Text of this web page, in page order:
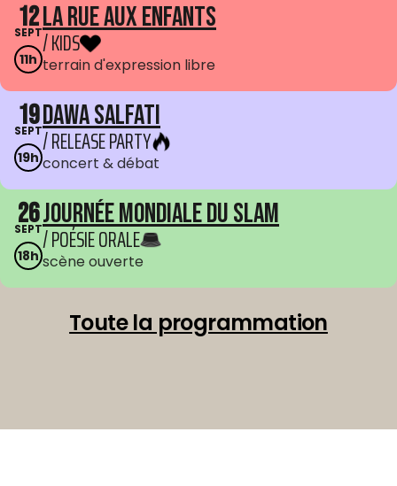
12
SEPT
11h
La Rue aux enfants
/ KIDS
terrain d'expression libre
19
SEPT
19h
Dawa Salfati
/ RELEASE PARTY
concert & débat
26
SEPT
18h
Journée mondiale du Slam
/ POÉSIE ORALE
scène ouverte
Toute la programmation